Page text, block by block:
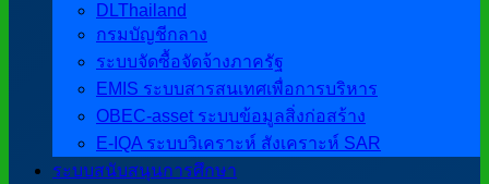
DLThailand
กรมบัญชีกลาง
ระบบจัดซื้อจัดจ้างภาครัฐ
EMIS ระบบสารสนเทศเพื่อการบริหาร
OBEC-asset ระบบข้อมูลสิ่งก่อสร้าง
E-IQA ระบบวิเคราะห์ สังเคราะห์ SAR
ระบบสนับสนุนการศึกษา